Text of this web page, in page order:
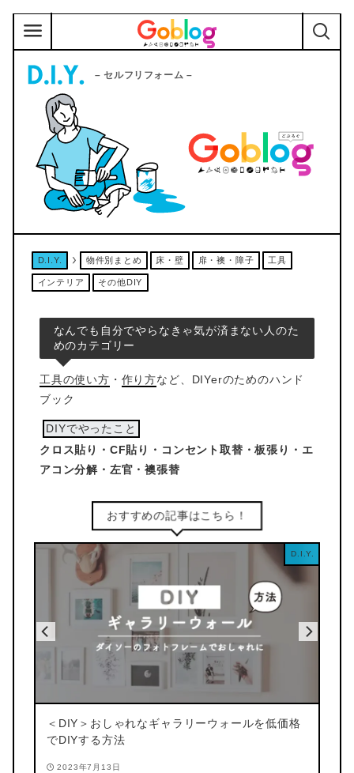
– セルフリフォーム –
D.I.Y. 物件別まとめ 床・壁 扉・襖・障子 工具
インテリア その他DIY
なんでも自分でやらなきゃ気が済まない人のた
めのカテゴリー
工具の使い方 ・ 作り方など、DIYerのためのハンド
ブック
DIYでやったこと
クロス貼り・CF貼り・コンセント取替・板張り・エ
アコン分解・左官・襖張替
おすすめの記事はこちら！
D.I.Y.
＜DIY＞ おしゃれなギャラリーウォールを低価格
でDIYする方法
2023年7月13日